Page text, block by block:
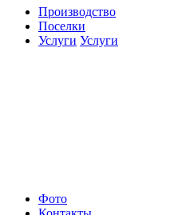
Производство
Поселки
Услуги Услуги
Фото